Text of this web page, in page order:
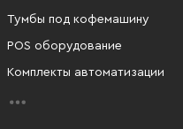
Тумбы под кофемашину
POS оборудование
Комплекты автоматизации